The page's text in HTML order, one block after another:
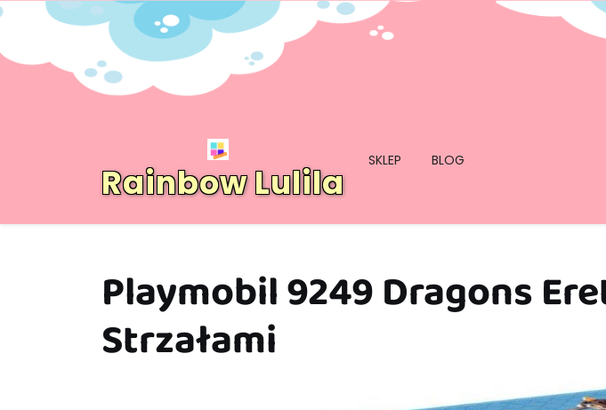
Skip
content
Rainbow Lulila
SKLEP BLOG
Playmobil 9249 Dragons
Strzałami